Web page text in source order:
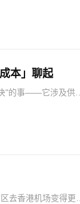
本」聊起
"的事——它涉及供应
去香港机场变得更加